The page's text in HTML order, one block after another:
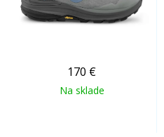
170 €
Na sklade